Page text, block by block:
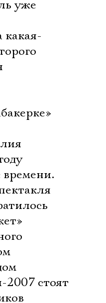
уже
какая-
времени.
2007 стоят